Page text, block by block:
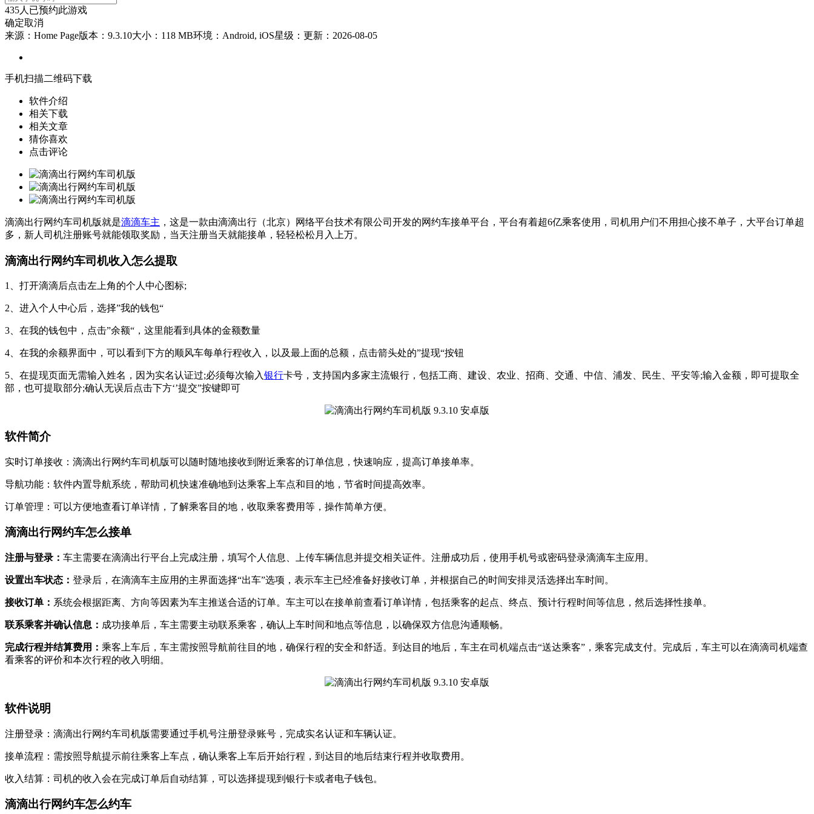
435人已预约此游戏
确定取消
来源：Home Page版本：9.3.10大小：118 MB环境：Android, iOS星级： 更新：2026-08-05
手机扫描二维码下载
软件介绍
相关下载
相关文章
猜你喜欢
点击评论
滴滴出行网约车司机版就是滴滴车主 ，这是一款由滴滴出行（北京）网络平台技术有限公司开发的网约车接单平台，平台有着超6亿乘客使用，司机用户们不用担心接不单子，大平台订单超
多，新人司机注册账号就能领取奖励，当天注册当天就能接单，轻轻松松月入上万。
滴滴出行网约车司机收入怎么提取
1、打开滴滴后点击左上角的个人中心图标;
2、进入个人中心后，选择”我的钱包“
3、在我的钱包中，点击”余额“，这里能看到具体的金额数量
4、在我的余额界面中，可以看到下方的顺风车每单行程收入，以及最上面的总额，点击箭头处的”提现“按钮
5、在提现页面无需输入姓名，因为实名认证过;必须每次输入银行卡号，支持国内多家主流银行，包括工商、建设、农业、招商、交通、中信、浦发、民生、平安等;输入金额，即可提取全
部，也可提取部分;确认无误后点击下方‘’提交”按键即可
软件简介
实时订单接收：滴滴出行网约车司机版可以随时随地接收到附近乘客的订单信息，快速响应，提高订单接单率。
导航功能：软件内置导航系统，帮助司机快速准确地到达乘客上车点和目的地，节省时间提高效率。
订单管理：可以方便地查看订单详情，了解乘客目的地，收取乘客费用等，操作简单方便。
滴滴出行网约车怎么接单
‌注册与登录‌： 车主需要在滴滴出行平台上完成注册，填写个人信息、上传车辆信息并提交相关证件。注册成功后，使用手机号或密码登录滴滴车主应用。‌
‌设置出车状态‌： 登录后，在滴滴车主应用的主界面选择“出车”选项，表示车主已经准备好接收订单，并根据自己的时间安排灵活选择出车时间。
‌接收订单‌： 系统会根据距离、方向等因素为车主推送合适的订单。车主可以在接单前查看订单详情，包括乘客的起点、终点、预计行程时间等信息，然后选择性接单。
‌联系乘客并确认信息‌： 成功接单后，车主需要主动联系乘客，确认上车时间和地点等信息，以确保双方信息沟通顺畅。
‌完成行程并结算费用‌： 乘客上车后，车主需按照导航前往目的地，确保行程的安全和舒适。到达目的地后，车主在司机端点击“送达乘客”，乘客完成支付。完成后，车主可以在滴滴司机端查
看乘客的评价和本次行程的收入明细。
软件说明
注册登录：滴滴出行网约车司机版需要通过手机号注册登录账号，完成实名认证和车辆认证。
接单流程：需按照导航提示前往乘客上车点，确认乘客上车后开始行程，到达目的地后结束行程并收取费用。
收入结算：司机的收入会在完成订单后自动结算，可以选择提现到银行卡或者电子钱包。
滴滴出行网约车怎么约车